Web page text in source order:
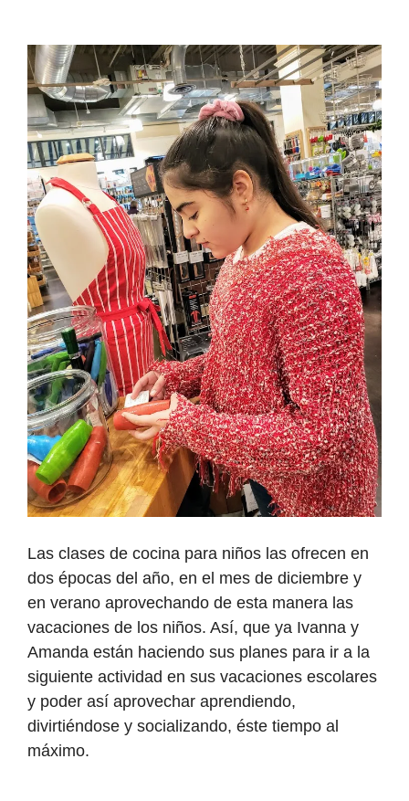
Las clases de cocina para niños las ofrecen en
dos épocas del año, en el mes de diciembre y
en verano aprovechando de esta manera las
vacaciones de los niños. Así, que ya Ivanna y
Amanda están haciendo sus planes para ir a la
siguiente actividad en sus vacaciones escolares
y poder así aprovechar aprendiendo,
divirtiéndose y socializando, éste tiempo al
máximo.